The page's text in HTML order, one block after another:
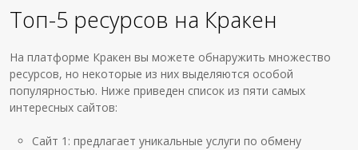
Топ-5 ресурсов на Кракен
На платформе Кракен вы можете обнаружить множество
ресурсов, но некоторые из них выделяются особой
популярностью. Ниже приведен список из пяти самых
интересных сайтов:
Сайт 1: предлагает уникальные услуги по обмену